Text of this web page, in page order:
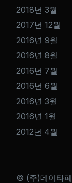
2018년 3월
2017년 12월
2016년 9월
2016년 8월
2016년 7월
2016년 6월
2016년 3월
2016년 1월
2012년 4월
© (주)데이타